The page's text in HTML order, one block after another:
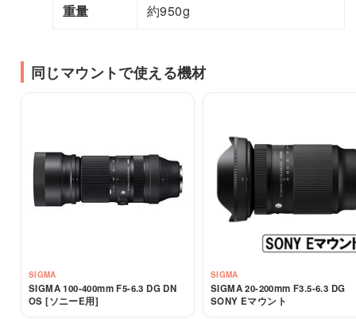
重量 約950g
同じマウントで使える機材
SIGMA
SIGMA 100-400mm F5-6.3 DG DN
OS [ソニーE用]
SIGMA
SIGMA 20-200mm F3.5-6.3 DG
SONY Eマウント